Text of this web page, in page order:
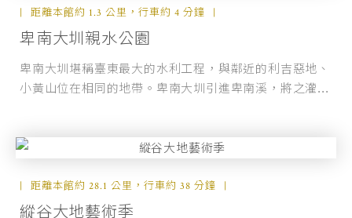
距離本館約 1.3 公里，行車約 4 分鐘
卑南大圳親水公園
卑南大圳堪稱臺東最大的水利工程，與鄰近的利吉惡地、
小黃山位在相同的地帶。卑南大圳引進卑南溪，將之灌...
距離本館約 28.1 公里，行車約 38 分鐘
縱谷大地藝術季